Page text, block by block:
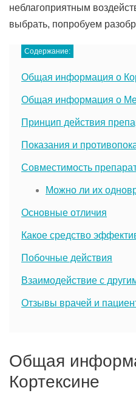
неблагоприятным
выбрать, попробуем
Содержание:
Общая информация о
Общая информация о
Принцип действия
Показания и
Совместимость
Можно ли их
Основные отличия
Какое средство
Побочные действия
Взаимодействие с
Отзывы врачей и
Общая
Кортексине